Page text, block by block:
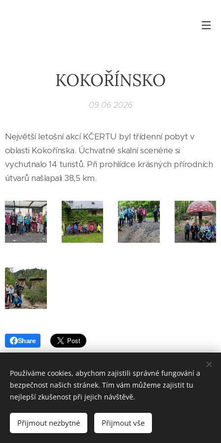
KOKOŘÍNSKO
09.06.2026
Největší letošní akcí KČERTU byl třídenní pobyt v
oblasti Kokořínska. Úchvatné skalní scenérie si
vychutnalo 14 turistů. Při prohlídce krásných přírodních
útvarů našlapali 38,5 km.
Share
© 2019 Hostinec u nádraží Červenka | Všechna práva vyhrazena
Vytvořeno službouWebnode
Používáme cookies, abychom zajistili správné fungování a
bezpečnost našich stránek. Tím vám můžeme zajistit tu
nejlepší zkušenost při jejich návštěvě.
Přijmout nezbytné Přijmout vše